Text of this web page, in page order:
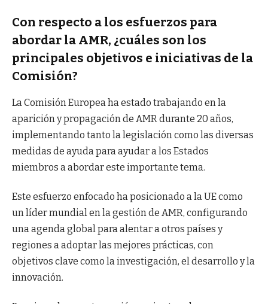
Con respecto a los esfuerzos para
abordar la AMR, ¿cuáles son los
principales objetivos e iniciativas de la
Comisión?
La Comisión Europea ha estado trabajando en la
aparición y propagación de AMR durante 20 años,
implementando tanto la legislación como las diversas
medidas de ayuda para ayudar a los Estados
miembros a abordar este importante tema.
Este esfuerzo enfocado ha posicionado a la UE como
un líder mundial en la gestión de AMR, configurando
una agenda global para alentar a otros países y
regiones a adoptar las mejores prácticas, con
objetivos clave como la investigación, el desarrollo y la
innovación.